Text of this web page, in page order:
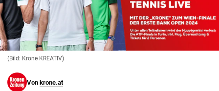
© Krone Multimedia GmbH & Co KG 2026
Muthgasse 2, 1190 Wien
(Bild: Krone KREATIV)
Von krone.at